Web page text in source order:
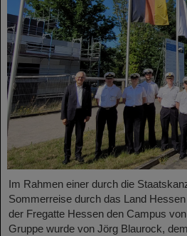
Im Rahmen einer durch die
Sommerreise durch das Land
der Fregatte Hessen den Campus
Gruppe wurde von Jörg Blaurock,